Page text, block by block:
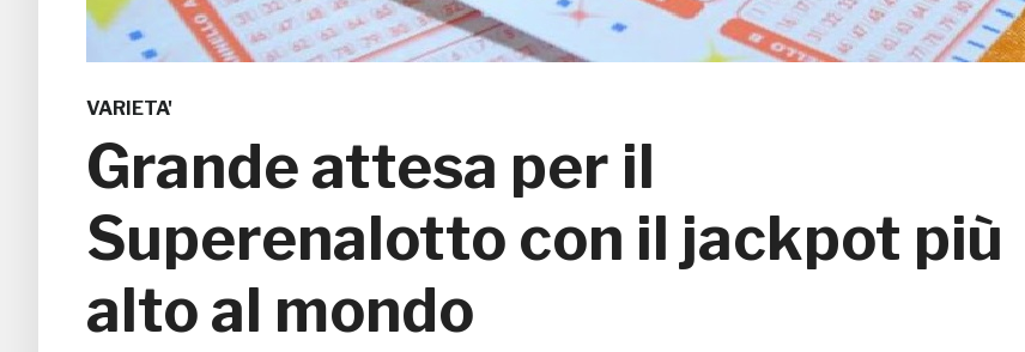
VARIETA'
Grande attesa per il
Superenalotto con il jackpot più
alto al mondo